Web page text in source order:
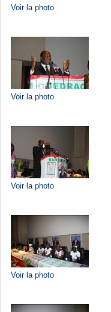
Voir la photo
Voir la photo
Voir la photo
Voir la photo